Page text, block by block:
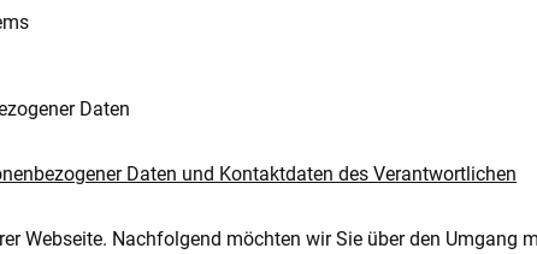
Daten
Daten und Kontaktdaten des Verantwortlichen
Webseite. Nachfolgend möchten wir Sie über den Umgang